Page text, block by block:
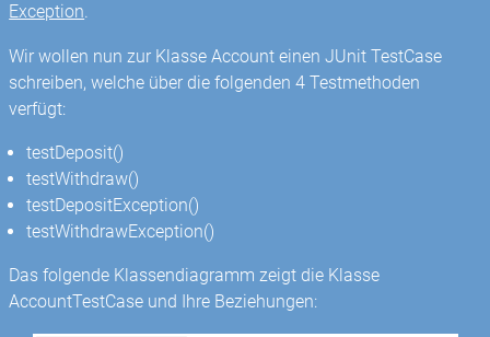
Exception.
Wir wollen nun zur Klasse Account einen JUnit TestCase
schreiben, welche über die folgenden 4 Testmethoden
verfügt:
testDeposit()
testWithdraw()
testDepositException()
testWithdrawException()
Das folgende Klassendiagramm zeigt die Klasse
AccountTestCase und Ihre Beziehungen: